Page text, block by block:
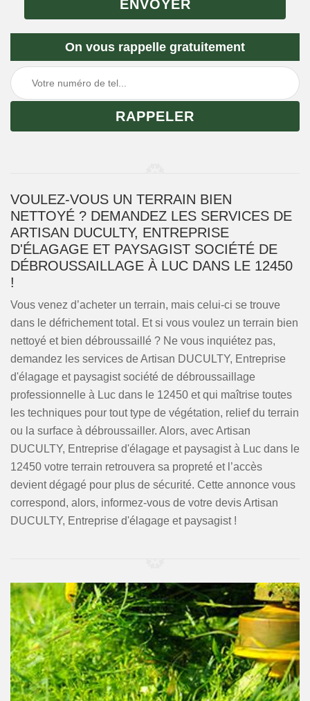
On vous rappelle gratuitement
VOULEZ-VOUS UN TERRAIN BIEN
NETTOYÉ ? DEMANDEZ LES SERVICES DE
ARTISAN DUCULTY, ENTREPRISE
D'ÉLAGAGE ET PAYSAGIST SOCIÉTÉ DE
DÉBROUSSAILLAGE À LUC DANS LE 12450
!
Vous venez d’acheter un terrain, mais celui-ci se trouve
dans le défrichement total. Et si vous voulez un terrain bien
nettoyé et bien débroussaillé ? Ne vous inquiétez pas,
demandez les services de Artisan DUCULTY, Entreprise
d'élagage et paysagist société de débroussaillage
professionnelle à Luc dans le 12450 et qui maîtrise toutes
les techniques pour tout type de végétation, relief du terrain
ou la surface à débroussailler. Alors, avec Artisan
DUCULTY, Entreprise d'élagage et paysagist à Luc dans le
12450 votre terrain retrouvera sa propreté et l’accès
devient dégagé pour plus de sécurité. Cette annonce vous
correspond, alors, informez-vous de votre devis Artisan
DUCULTY, Entreprise d'élagage et paysagist !